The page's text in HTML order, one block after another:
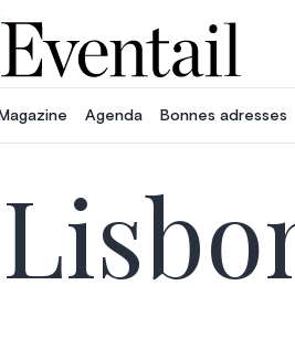
Magazine Agenda Bonnes adresses